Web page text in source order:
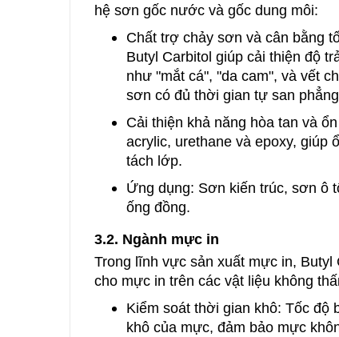
hệ sơn gốc nước và gốc dung môi:
Chất trợ chảy sơn và cân bằng
Butyl Carbitol giúp cải thiện độ
như "mắt cá", "da cam", và vết
sơn có đủ thời gian tự san
Cải thiện khả năng hòa tan và
acrylic, urethane và epoxy, giúp
tách lớp.
Ứng dụng: Sơn kiến trúc, sơn ô
ống đồng.
3.2. Ngành mực in
Trong lĩnh vực sản xuất mực in,
cho mực in trên các vật liệu không
Kiểm soát thời gian khô: Tốc độ
khô của mực, đảm bảo mực